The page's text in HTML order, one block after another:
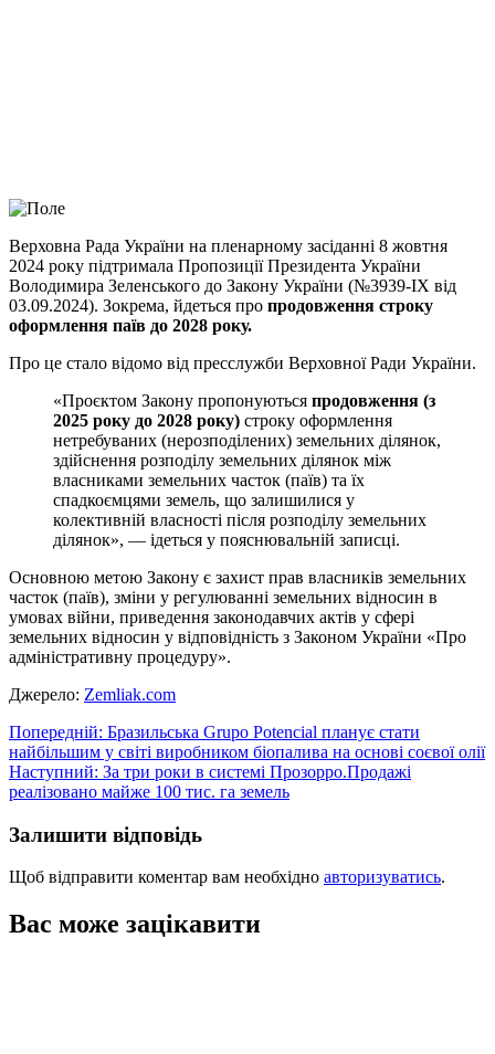
Link
Print
Верховна Рада України на пленарному засіданні 8 жовтня
2024 року підтримала ПропозиціїПрезидента України
Володимира Зеленського до Закону України (№3939-ІХ від
03.09.2024). Зокрема, йдеться про продовження строку
оформлення паїв до 2028 року.
Про це стало відомо від пресслужби Верховної Ради України.
«Проєктом Закону пропонуються продовження (з
2025 року до 2028 року) строку оформлення
нетребуваних (нерозподілених) земельних ділянок,
здійснення розподілу земельних ділянок між
власниками земельних часток (паїв) та їх
спадкоємцями земель, що залишилися у
колективній власності після розподілу земельних
ділянок», — ідеться у пояснювальній записці.
Основною метою Закону є захист прав власників земельних
часток (паїв), зміни у регулюванні земельних відносин в
умовах війни, приведення законодавчих актів у сфері
земельних відносин у відповідність з Законом України «Про
адміністративну процедуру».
Джерело: Zemliak.com
Навігація
записів
Попередній: Бразильська Grupo Potencial планує стати
найбільшим у світі виробником біопалива на основі соєвої олії
Наступний: За три роки в системі Прозорро.Продажі
реалізовано майже 100 тис. га земель
Залишити відповідь
Щоб відправити коментар вам необхідно авторизуватись.
Вас може зацікавити